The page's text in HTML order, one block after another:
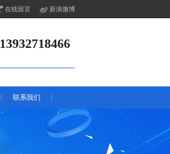
在线留言 新浪微博
13932718466
联系我们